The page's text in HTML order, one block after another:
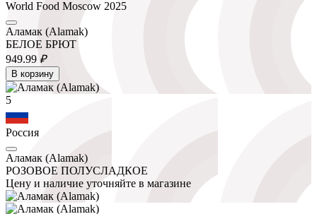
World Food Moscow 2025
Аламак (Alamak)
БЕЛОЕ БРЮТ
949.99 ₽
В корзину
5
Россия
Аламак (Alamak)
РОЗОВОЕ ПОЛУСЛАДКОЕ
Цену и наличие уточняйте в магазине